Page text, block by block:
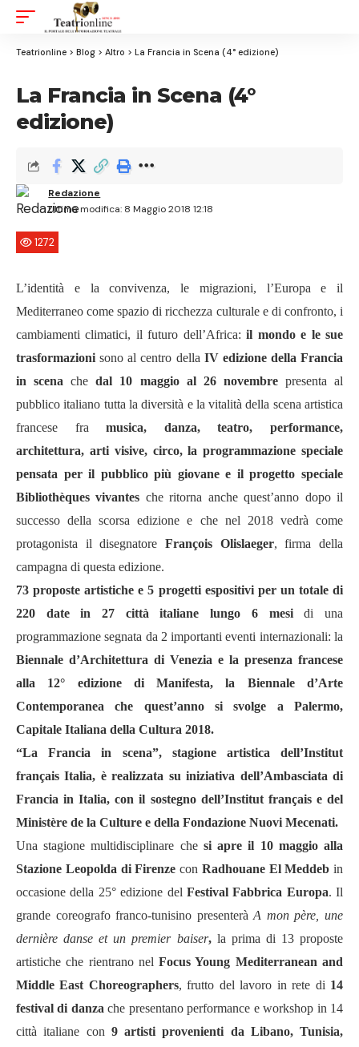
Teatrionline > Blog > Altro > La Francia in Scena (4° edizione)
La Francia in Scena (4°
edizione)
Ultima modifica: 8 Maggio 2018 12:18
Redazione
1272
L’identità e la convivenza, le migrazioni, l’Europa e il
Mediterraneo come spazio di ricchezza culturale e di confronto, i
cambiamenti climatici, il futuro dell’Africa:il mondo e le sue
trasformazioni sono al centro della IV edizione della Francia
in scena chedal 10 maggio al 26 novembrepresenta al
pubblico italiano tutta la diversità e la vitalità della scena artistica
francese framusica, danza, teatro, performance,
architettura, arti visive, circo, la programmazione speciale
pensata per il pubblico più giovane e il progetto speciale
Bibliothèques vivantes che ritorna anche quest’anno dopo il
successo della scorsa edizione e che nel 2018 vedrà come
protagonista il disegnatore François Olislaeger, firma della
campagna di questa edizione.
73 proposte artistiche e 5 progetti espositivi per un totale di
220 date in 27 città italiane lungo 6 mesidi una
programmazione segnata da 2 importanti eventi internazionali: la
Biennale d’Architettura di Venezia e la presenza francese
alla 12° edizione di Manifesta, la Biennale d’Arte
Contemporanea che quest’anno si svolge a Palermo,
Capitale Italiana della Cultura 2018.
“La Francia in scena”, stagione artistica dell’Institut
français Italia, è realizzata su iniziativa dell’Ambasciata di
Francia in Italia, con il sostegno dell’Institut français e del
Ministère de la Culture e della Fondazione Nuovi Mecenati.
Una stagione multidisciplinare che si apre il 10 maggio alla
Stazione Leopolda di Firenze con Radhouane El Meddeb in
occasione della 25° edizione del Festival Fabbrica Europa. Il
grande coreografo franco-tunisino presenteràA mon père, une
dernière danse et un premier baiser, la prima di 13 proposte
artistiche che rientrano nelFocus Young Mediterranean and
Middle East Choreographers, frutto del lavoro in rete di 14
festival di danza che presentano performance e workshop in 14
città italiane con 9 artisti provenienti da Libano, Tunisia,